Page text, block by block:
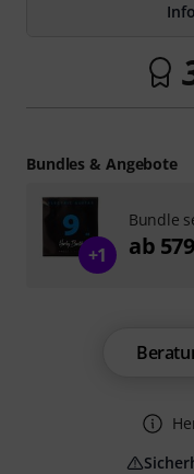
Bundles & Angebote
+1
Bundle
ab